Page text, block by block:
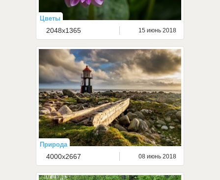
Цветы
2048x1365 15 июнь 2018
Природа
4000x2667 08 июнь 2018